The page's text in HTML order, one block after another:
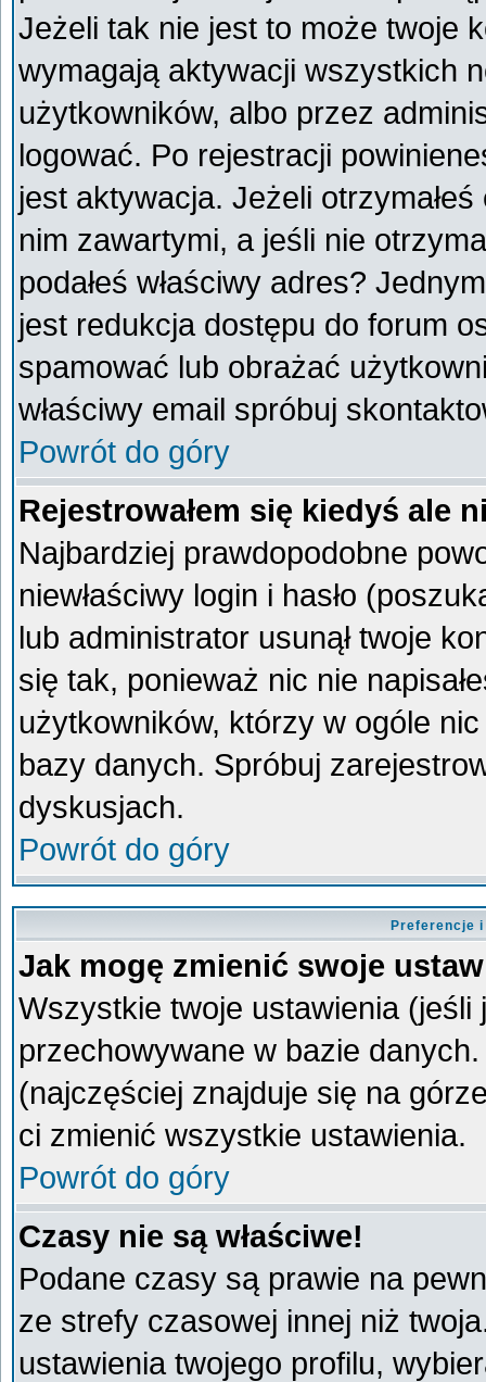
Jeżeli tak nie jest to może twoje
wymagają aktywacji wszystkich
użytkowników, albo przez
logować. Po rejestracji
jest aktywacja. Jeżeli
nim zawartymi, a jeśli nie
podałeś właściwy adres?
jest redukcja dostępu do forum
spamować lub obrażać
właściwy email spróbuj
Powrót do góry
Rejestrowałem się kiedyś ale
Najbardziej prawdopodobne
niewłaściwy login i hasło
lub administrator usunął twoje
się tak, ponieważ nic nie
użytkowników, którzy w ogóle
bazy danych. Spróbuj
dyskusjach.
Powrót do góry
Preferencje
Jak mogę zmienić swoje
Wszystkie twoje ustawienia
przechowywane w bazie
(najczęściej znajduje się na
ci zmienić wszystkie ustawienia.
Powrót do góry
Czasy nie są właściwe!
Podane czasy są prawie na
ze strefy czasowej innej niż
ustawienia twojego profilu,